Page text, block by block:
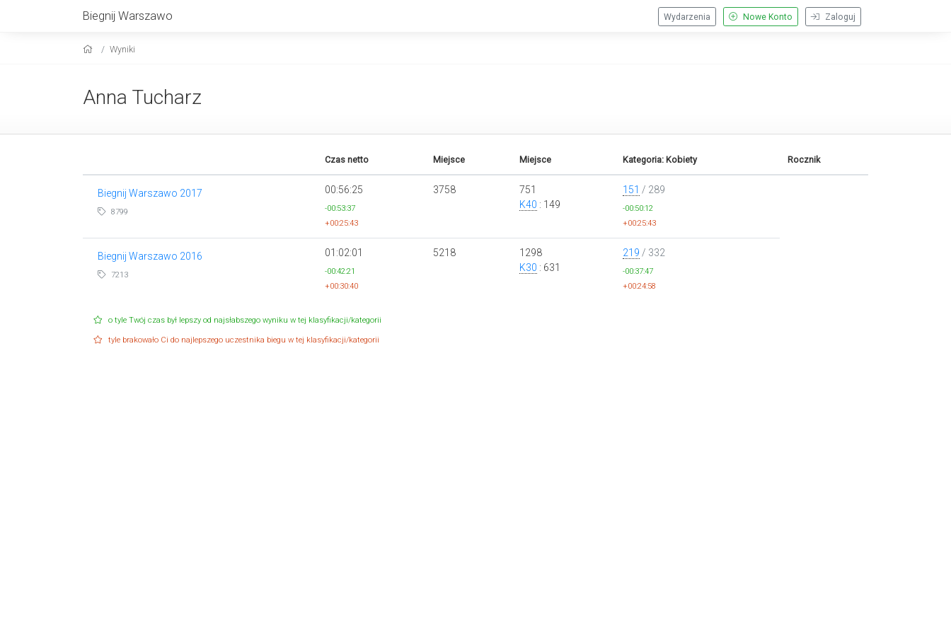
Biegnij Warszawo Zaloguj
Nowe Konto
Wydarzenia
Wyniki
Anna Tucharz
Czas netto Miejsce Miejsce Kategoria: Kobiety Rocznik
Biegnij Warszawo 2017
8799
00:56:25
-00:53:37
+00:25:43
3758
751
K40 : 149
151 / 289
-00:50:12
+00:25:43
Biegnij Warszawo 2016
7213
01:02:01
-00:42:21
+00:30:40
5218
1298
K30 : 631
219 / 332
-00:37:47
+00:24:58
o tyle Twój czas był lepszy od najsłabszego wyniku w tej klasyfikacji/kategorii
tyle brakowało Ci do najlepszego uczestnika biegu w tej klasyfikacji/kategorii